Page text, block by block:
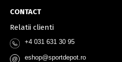
CONTACT
Relatii clienti
+4 031 631 30 95
@ eshop@sportdepot.ro